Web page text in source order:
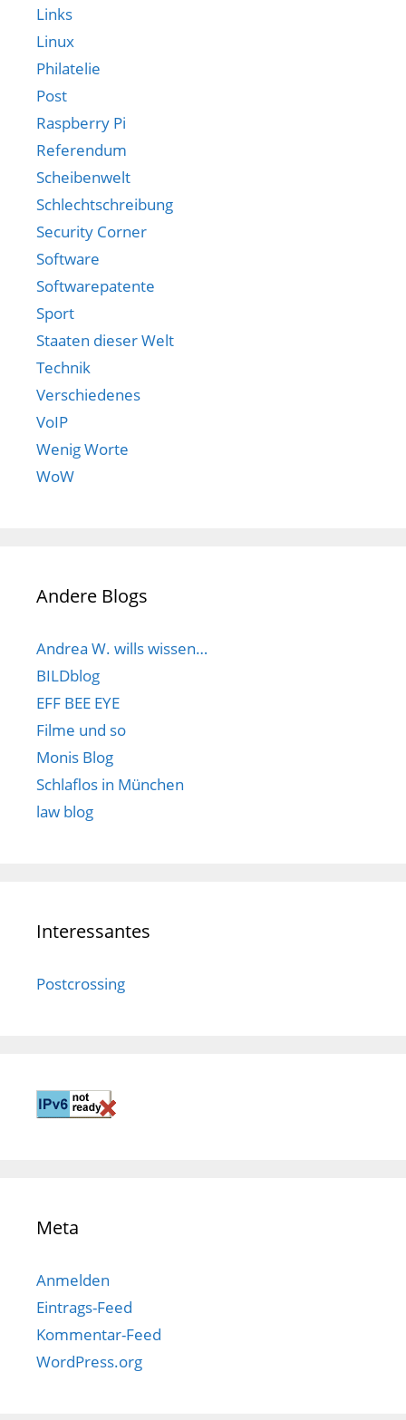
Links
Linux
Philatelie
Post
Raspberry Pi
Referendum
Scheibenwelt
Schlechtschreibung
Security Corner
Software
Softwarepatente
Sport
Staaten dieser Welt
Technik
Verschiedenes
VoIP
Wenig Worte
WoW
Andere Blogs
Andrea W. wills wissen…
BILDblog
EFF BEE EYE
Filme und so
Monis Blog
Schlaflos in München
law blog
Interessantes
Postcrossing
Meta
Anmelden
Eintrags-Feed
Kommentar-Feed
WordPress.org